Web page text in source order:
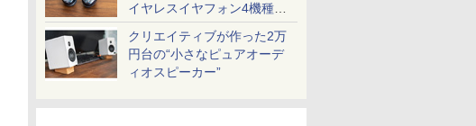
イヤレスイヤフォン4機種を
一気に聴く
クリエイティブが作った2万
円台の“小さなピュアオーデ
ィオスピーカー”